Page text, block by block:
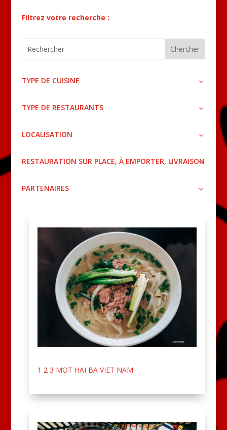
Filtrez votre recherche :
TYPE DE CUISINE
TYPE DE RESTAURANTS
LOCALISATION
RESTAURATION SUR PLACE, À EMPORTER, LIVRAISON
PARTENAIRES
1 2 3 MOT HAI BA VIET NAM